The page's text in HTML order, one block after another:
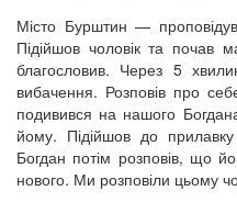
Місто Бурштин —
Підійшов чоловік та
благословив. Через 5
вибачення. Розповів про
подивився на нашого
йому. Підійшов до
Богдан потім розповів, що
нового. Ми розповіли цьому